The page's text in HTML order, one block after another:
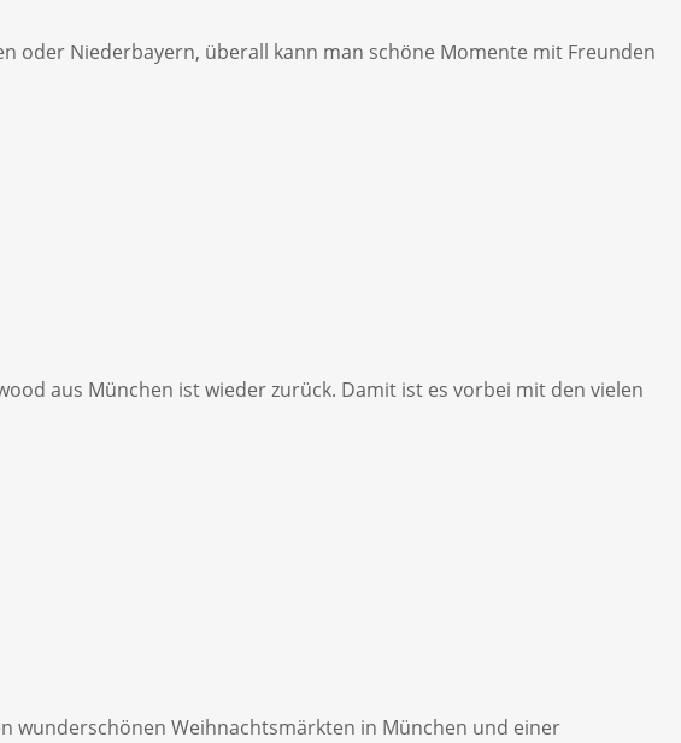
oder Niederbayern, überall kann man schöne Momente mit Freunden
aus München ist wieder zurück. Damit ist es vorbei mit den vielen
wunderschönen Weihnachtsmärkten in München und einer